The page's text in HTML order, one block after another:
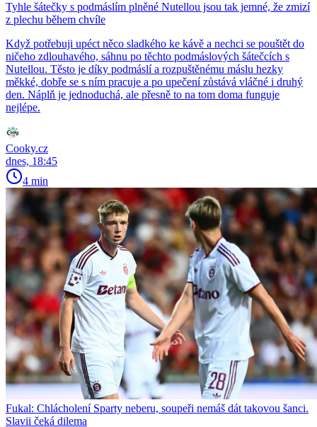
Tyhle šátečky s podmáslím plněné Nutellou jsou tak jemné, že zmizí
z plechu během chvíle
Když potřebuji upéct něco sladkého ke kávě a nechci se pouštět do
ničeho zdlouhavého, sáhnu po těchto podmáslových šátečcích s
Nutellou. Těsto je díky podmáslí a rozpuštěnému máslu hezky
měkké, dobře se s ním pracuje a po upečení zůstává vláčné i druhý
den. Náplň je jednoduchá, ale přesně to na tom doma funguje
nejlépe.
Cooky.cz
dnes, 18:45
4 min
Fukal: Chlácholení Sparty neberu, soupeři nemáš dát takovou šanci.
Slavii čeká dilema